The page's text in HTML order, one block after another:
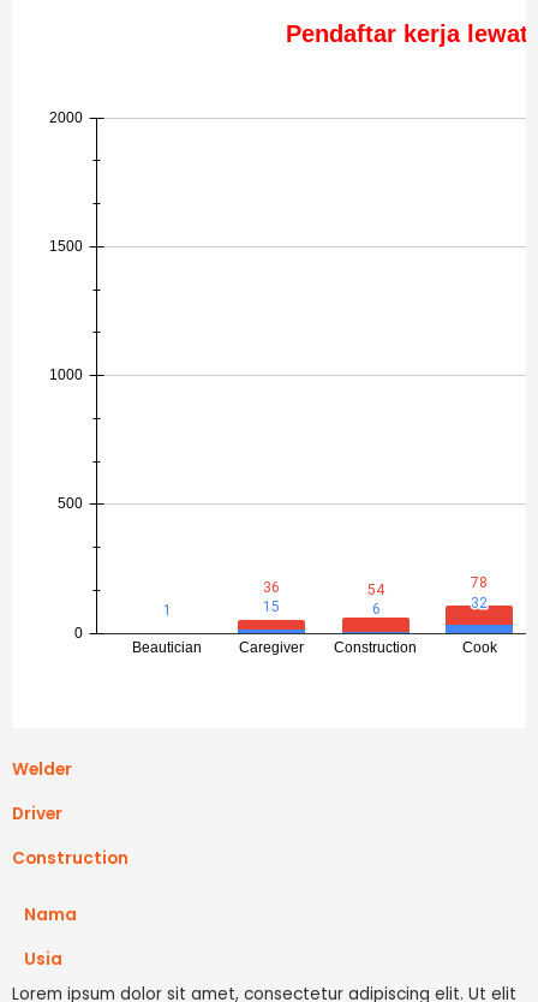
Welder
Driver
Construction
Nama
Usia
Lorem ipsum dolor sit amet, consectetur adipiscing elit. Ut elit